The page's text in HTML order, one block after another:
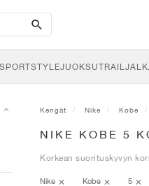
search-
btn
SPORTSTYLEJUOKSUTRAIL
Kengät Nike Kobe
NIKE KOBE 5
Korkean suorituskyvyn
Nike Kobe 5